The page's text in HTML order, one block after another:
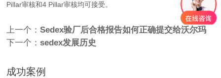
Pillar审核和4 Pillar审核均可接受。
上一个：Sedex验厂后合格报告如何正确提交给沃尔玛
下一个：sedex发展历史
成功案例